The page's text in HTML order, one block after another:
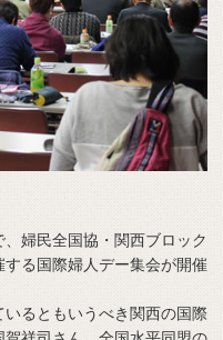
婦民全国協・関西ブロック
る国際婦人デー集会が開催
るともいうべき関西の国際